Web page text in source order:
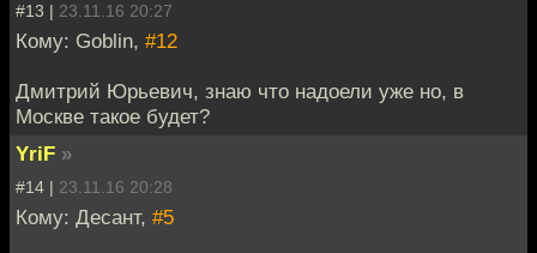
#13 | 23.11.16 20:27
Кому: Goblin, #12
Дмитрий Юрьевич, знаю что надоели уже но, в
Москве такое будет?
YriF »
#14 | 23.11.16 20:28
Кому: Десант, #5